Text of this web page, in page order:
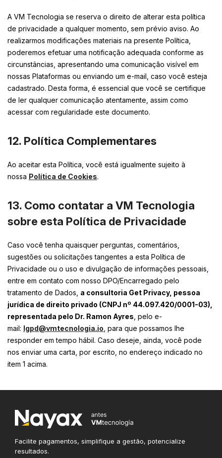
A VM Tecnologia se reserva o direito de alterar esta política
de privacidade a qualquer momento, sem prévio aviso. Ao
realizarmos modificações materiais na presente Política,
poderemos efetuar uma notificação adequada conforme as
circunstâncias, apresentando uma comunicação visível em
nossas Plataformas ou enviando um e-mail, caso você esteja
cadastrado. Desta forma, é essencial que você se certifique
de ler qualquer comunicação atentamente, assim como
acessar com regularidade este documento.
12. Política Complementares
Ao aceitar esta Política, você está igualmente sujeito à
nossa Política de Cookies.
13. Como contatar a VM Tecnologia
sobre esta Política de Privacidade
Caso você tenha quaisquer perguntas, comentários,
sugestões ou solicitações tangentes a esta Política de
Privacidade ou o uso e divulgação de informações pessoais,
entre em contato com nosso DPO/Encarregado pelo
tratamento de Dados, a consultoria Get Privacy, pessoa
jurídica de direito privado (CNPJ nº 44.097.420/0001-03),
representada pelo Dr. Ramon Ayres , pelo e-
mail: lgpd@vmtecnologia.io , para que possamos lhe
responder em tempo hábil. Caso deseje, ainda, você pode
nos enviar uma carta, por escrito, no endereço indicado no
item 1 acima.
Facilite pagamentos, simplifique a gestão, potencialize
resultados.